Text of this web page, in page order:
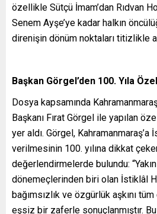
özellikle Sütçü İmam’dan Rıdvan
Senem Ayşe’ye kadar halkın
direnişin dönüm noktaları titizlikle
Başkan Görgel’den 100. Yıla
Dosya kapsamında
Başkanı Fırat Görgel ile yapılan
yer aldı. Görgel, Kahramanmaraş’a
verilmesinin 100. yılına dikkat
değerlendirmelerde bulundu:
dönemeçlerinden biri olan İstiklâl
bağımsızlık ve özgürlük aşkını
eşsiz bir zaferle sonuçlanmıştır.